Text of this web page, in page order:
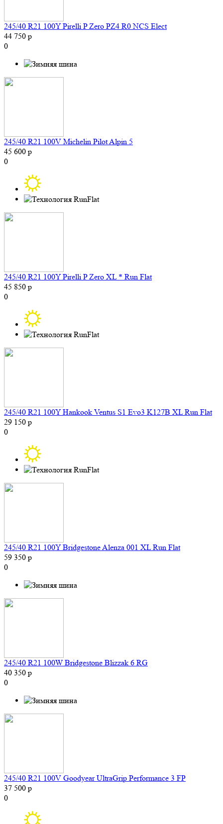
245/40 R21 100Y Pirelli P Zero PZ4 R0 NCS Elect
44 750 р
0
245/40 R21 100V Michelin Pilot Alpin 5
45 600 р
0
245/40 R21 100Y Pirelli P Zero XL * Run Flat
45 850 р
0
245/40 R21 100Y Hankook Ventus S1 Evo3 K127B XL Run Flat
29 150 р
0
245/40 R21 100Y Bridgestone Alenza 001 XL Run Flat
59 350 р
0
245/40 R21 100W Bridgestone Blizzak 6 RG
40 350 р
0
245/40 R21 100V Goodyear UltraGrip Performance 3 FP
37 500 р
0